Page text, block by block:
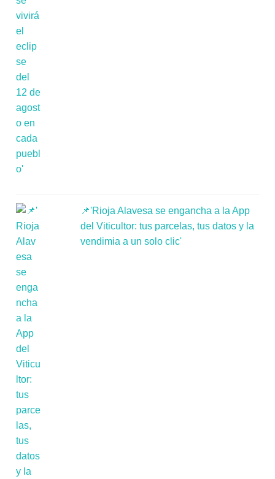
📌'Rioja Alavesa se engancha a la App
del Viticultor: tus parcelas, tus datos y la
vendimia a un solo clic'